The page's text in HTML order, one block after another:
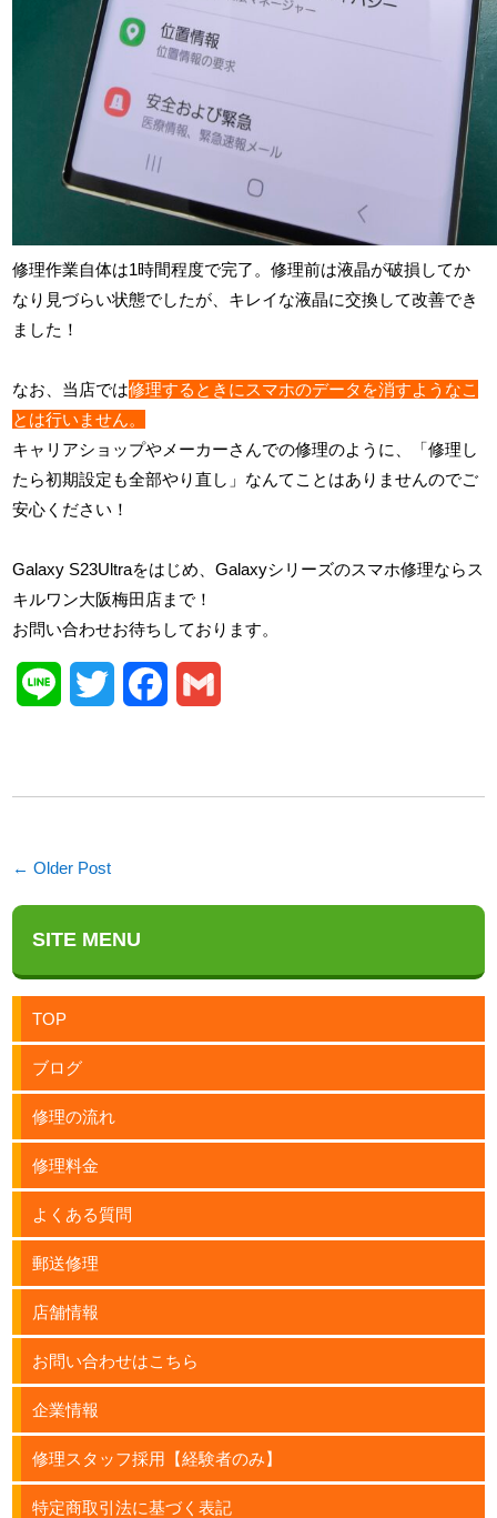
SITE MENU
TOP
ブログ
修理の流れ
修理料金
よくある質問
郵送修理
店舗情報
お問い合わせはこちら
企業情報
修理スタッフ採用【経験者のみ】
特定商取引法に基づく表記
修理作業自体は1時間程度で完了。修理前は液晶が破損してか
なり見づらい状態でしたが、キレイな液晶に交換して改善でき
ました！
なお、当店では修理するときにスマホのデータを消すようなこ
とは行いません。
キャリアショップやメーカーさんでの修理のように、「修理し
たら初期設定も全部やり直し」なんてことはありませんのでご
安心ください！
Galaxy S23Ultraをはじめ、Galaxyシリーズのスマホ修理ならス
キルワン大阪梅田店まで！
お問い合わせお待ちしております。
Line Twitter Facebook
← Older Post